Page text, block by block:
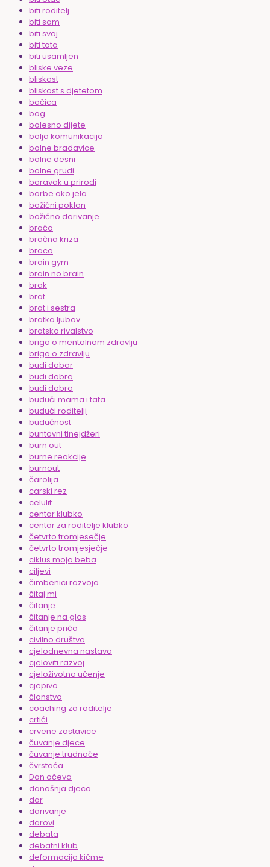
biti roditelj
biti sam
biti svoj
biti tata
biti usamljen
bliske veze
bliskost
bliskost s djetetom
bočica
bog
bolesno dijete
bolja komunikacija
bolne bradavice
bolne desni
bolne grudi
boravak u prirodi
borbe oko jela
božićni poklon
božićno darivanje
braća
bračna kriza
braco
brain gym
brain no brain
brak
brat
brat i sestra
bratka ljubav
bratsko rivalstvo
briga o mentalnom zdravlju
briga o zdravlju
budi dobar
budi dobra
budi dobro
budući mama i tata
budući roditelji
budućnost
buntovni tinejdžeri
burn out
burne reakcije
burnout
čarolija
carski rez
celulit
centar klubko
centar za roditelje klubko
četvrto tromjesečje
četvrto tromjesječje
ciklus moja beba
ciljevi
čimbenici razvoja
čitaj mi
čitanje
čitanje na glas
čitanje priča
civilno društvo
cjelodnevna nastava
cjeloviti razvoj
cjeloživotno učenje
cjepivo
članstvo
coaching za roditelje
crtići
crvene zastavice
čuvanje djece
čuvanje trudnoće
čvrstoća
Dan očeva
današnja djeca
dar
darivanje
darovi
debata
debatni klub
deformacija kičme